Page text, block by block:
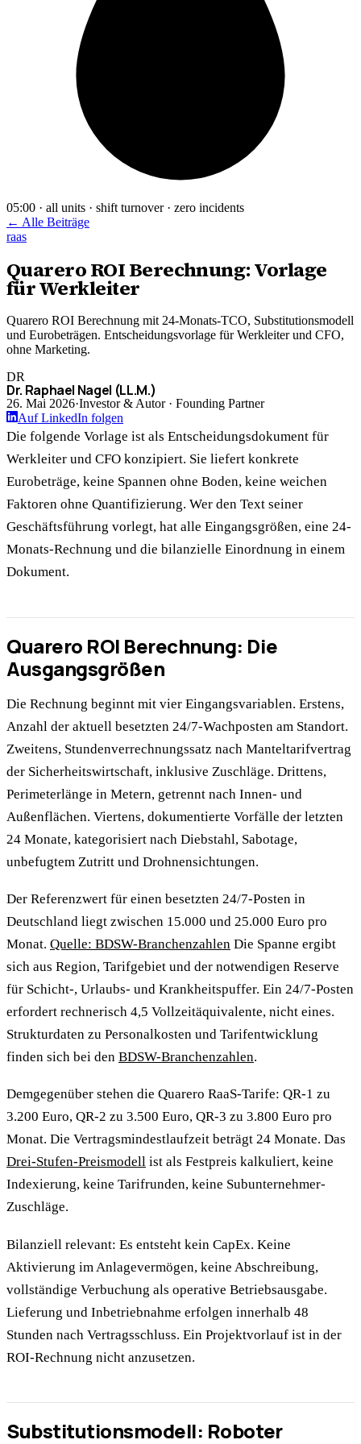
05:00 · all units · shift turnover · zero incidents
← Alle Beiträge
raas
Quarero ROI Berechnung: Vorlage
für Werkleiter
Quarero ROI Berechnung mit 24-Monats-TCO, Substitutionsmodell
und Eurobeträgen. Entscheidungsvorlage für Werkleiter und CFO,
ohne Marketing.
DR
Dr. Raphael Nagel (LL.M.)
26. Mai 2026·Investor & Autor · Founding Partner
Auf LinkedIn folgen
Die folgende Vorlage ist als Entscheidungsdokument für
Werkleiter und CFO konzipiert. Sie liefert konkrete
Eurobeträge, keine Spannen ohne Boden, keine weichen
Faktoren ohne Quantifizierung. Wer den Text seiner
Geschäftsführung vorlegt, hat alle Eingangsgrößen, eine 24-
Monats-Rechnung und die bilanzielle Einordnung in einem
Dokument.
Quarero ROI Berechnung: Die
Ausgangsgrößen
Die Rechnung beginnt mit vier Eingangsvariablen. Erstens,
Anzahl der aktuell besetzten 24/7-Wachposten am Standort.
Zweitens, Stundenverrechnungssatz nach Manteltarifvertrag
der Sicherheitswirtschaft, inklusive Zuschläge. Drittens,
Perimeterlänge in Metern, getrennt nach Innen- und
Außenflächen. Viertens, dokumentierte Vorfälle der letzten
24 Monate, kategorisiert nach Diebstahl, Sabotage,
unbefugtem Zutritt und Drohnensichtungen.
Der Referenzwert für einen besetzten 24/7-Posten in
Deutschland liegt zwischen 15.000 und 25.000 Euro pro
Monat. Quelle: BDSW-Branchenzahlen Die Spanne ergibt
sich aus Region, Tarifgebiet und der notwendigen Reserve
für Schicht-, Urlaubs- und Krankheitspuffer. Ein 24/7-Posten
erfordert rechnerisch 4,5 Vollzeitäquivalente, nicht eines.
Strukturdaten zu Personalkosten und Tarifentwicklung
finden sich bei den BDSW-Branchenzahlen.
Demgegenüber stehen die Quarero RaaS-Tarife: QR-1 zu
3.200 Euro, QR-2 zu 3.500 Euro, QR-3 zu 3.800 Euro pro
Monat. Die Vertragsmindestlaufzeit beträgt 24 Monate. Das
Drei-Stufen-Preismodell ist als Festpreis kalkuliert, keine
Indexierung, keine Tarifrunden, keine Subunternehmer-
Zuschläge.
Bilanziell relevant: Es entsteht kein CapEx. Keine
Aktivierung im Anlagevermögen, keine Abschreibung,
vollständige Verbuchung als operative Betriebsausgabe.
Lieferung und Inbetriebnahme erfolgen innerhalb 48
Stunden nach Vertragsschluss. Ein Projektvorlauf ist in der
ROI-Rechnung nicht anzusetzen.
Substitutionsmodell: Roboter